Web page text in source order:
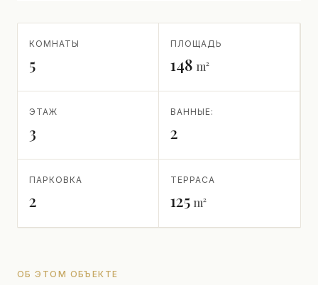
КОМНАТЫ
5
ПЛОЩАДЬ
148 m²
ЭТАЖ
3
ВАННЫЕ:
2
ПАРКОВКА
2
ТЕРРАСА
125 m²
ОБ ЭТОМ ОБЪЕКТЕ